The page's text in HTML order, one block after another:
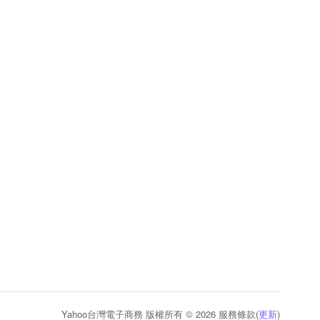
Yahoo台灣電子商務 版權所有 © 2026 服務條款(更新)